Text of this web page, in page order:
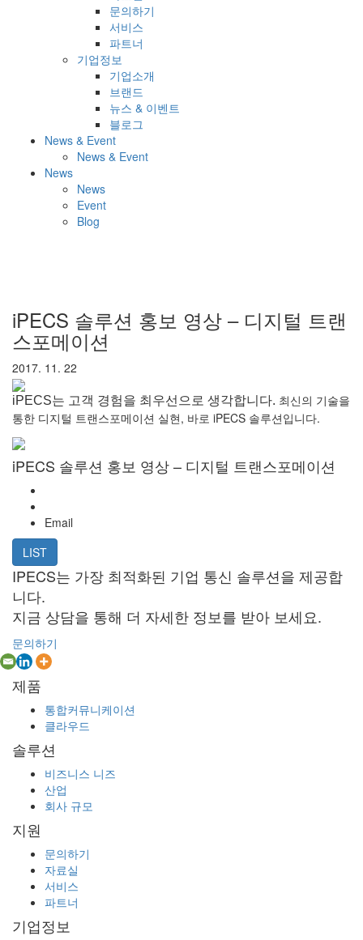
문의하기
서비스
파트너
기업정보
기업소개
브랜드
뉴스 & 이벤트
블로그
News & Event
News & Event
News
News
Event
Blog
iPECS 솔루션 홍보 영상 – 디지털 트랜
스포메이션
2017. 11. 22
iPECS는 고객 경험을 최우선으로 생각합니다. 최신의 기술을
통한 디지털 트랜스포메이션 실현, 바로 iPECS 솔루션입니다.
iPECS 솔루션 홍보 영상 – 디지털 트랜스포메이션
Email
LIST
IPECS는 가장 최적화된 기업 통신 솔루션을 제공합
니다.
지금 상담을 통해 더 자세한 정보를 받아 보세요.
문의하기
제품
통합커뮤니케이션
클라우드
솔루션
비즈니스 니즈
산업
회사 규모
지원
문의하기
자료실
서비스
파트너
기업정보